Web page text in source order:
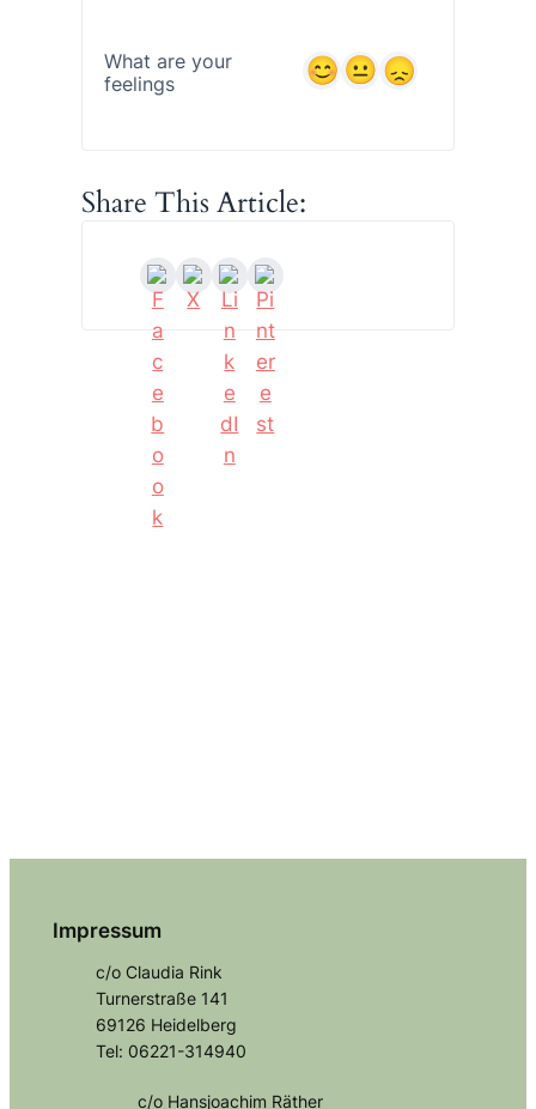
What are your
feelings
Share This Article:
Impressum
c/o Claudia Rink
Turnerstraße 141
69126 Heidelberg
Tel: 06221-314940
c/o Hansjoachim Räther